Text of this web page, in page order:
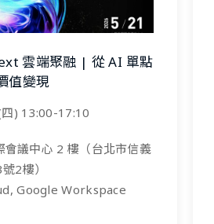
雲端聚融 | 從 AI 單點
值變現
) 13:00-17:10
會議中心 2 樓（台北市信義
2樓）
Google Workspace